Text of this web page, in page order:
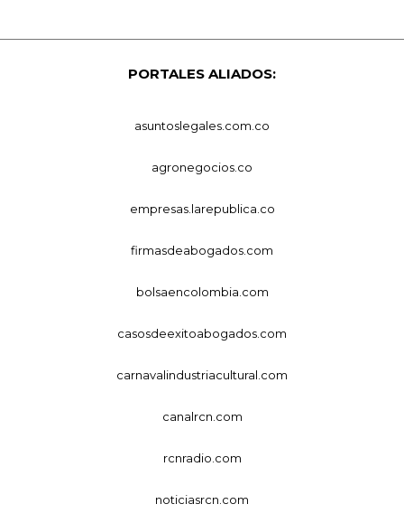
PORTALES ALIADOS:
asuntoslegales.com.co
agronegocios.co
empresas.larepublica.co
firmasdeabogados.com
bolsaencolombia.com
casosdeexitoabogados.com
carnavalindustriacultural.com
canalrcn.com
rcnradio.com
noticiasrcn.com